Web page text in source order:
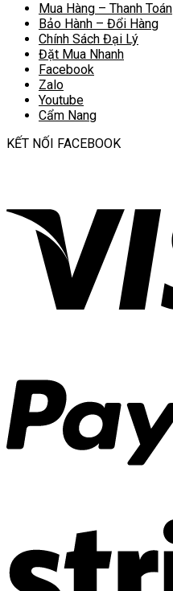
Mua Hàng – Thanh Toán
Bảo Hành – Đổi Hàng
Chính Sách Đại Lý
Đặt Mua Nhanh
Facebook
Zalo
Youtube
Cẩm Nang
KẾT NỐI FACEBOOK